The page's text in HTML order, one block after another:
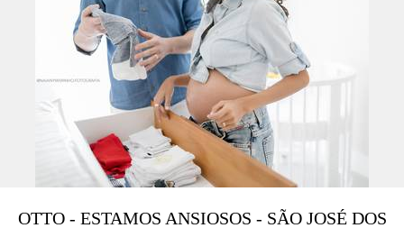
OTTO - ESTAMOS ANSIOSOS - SÃO JOSÉ DOS